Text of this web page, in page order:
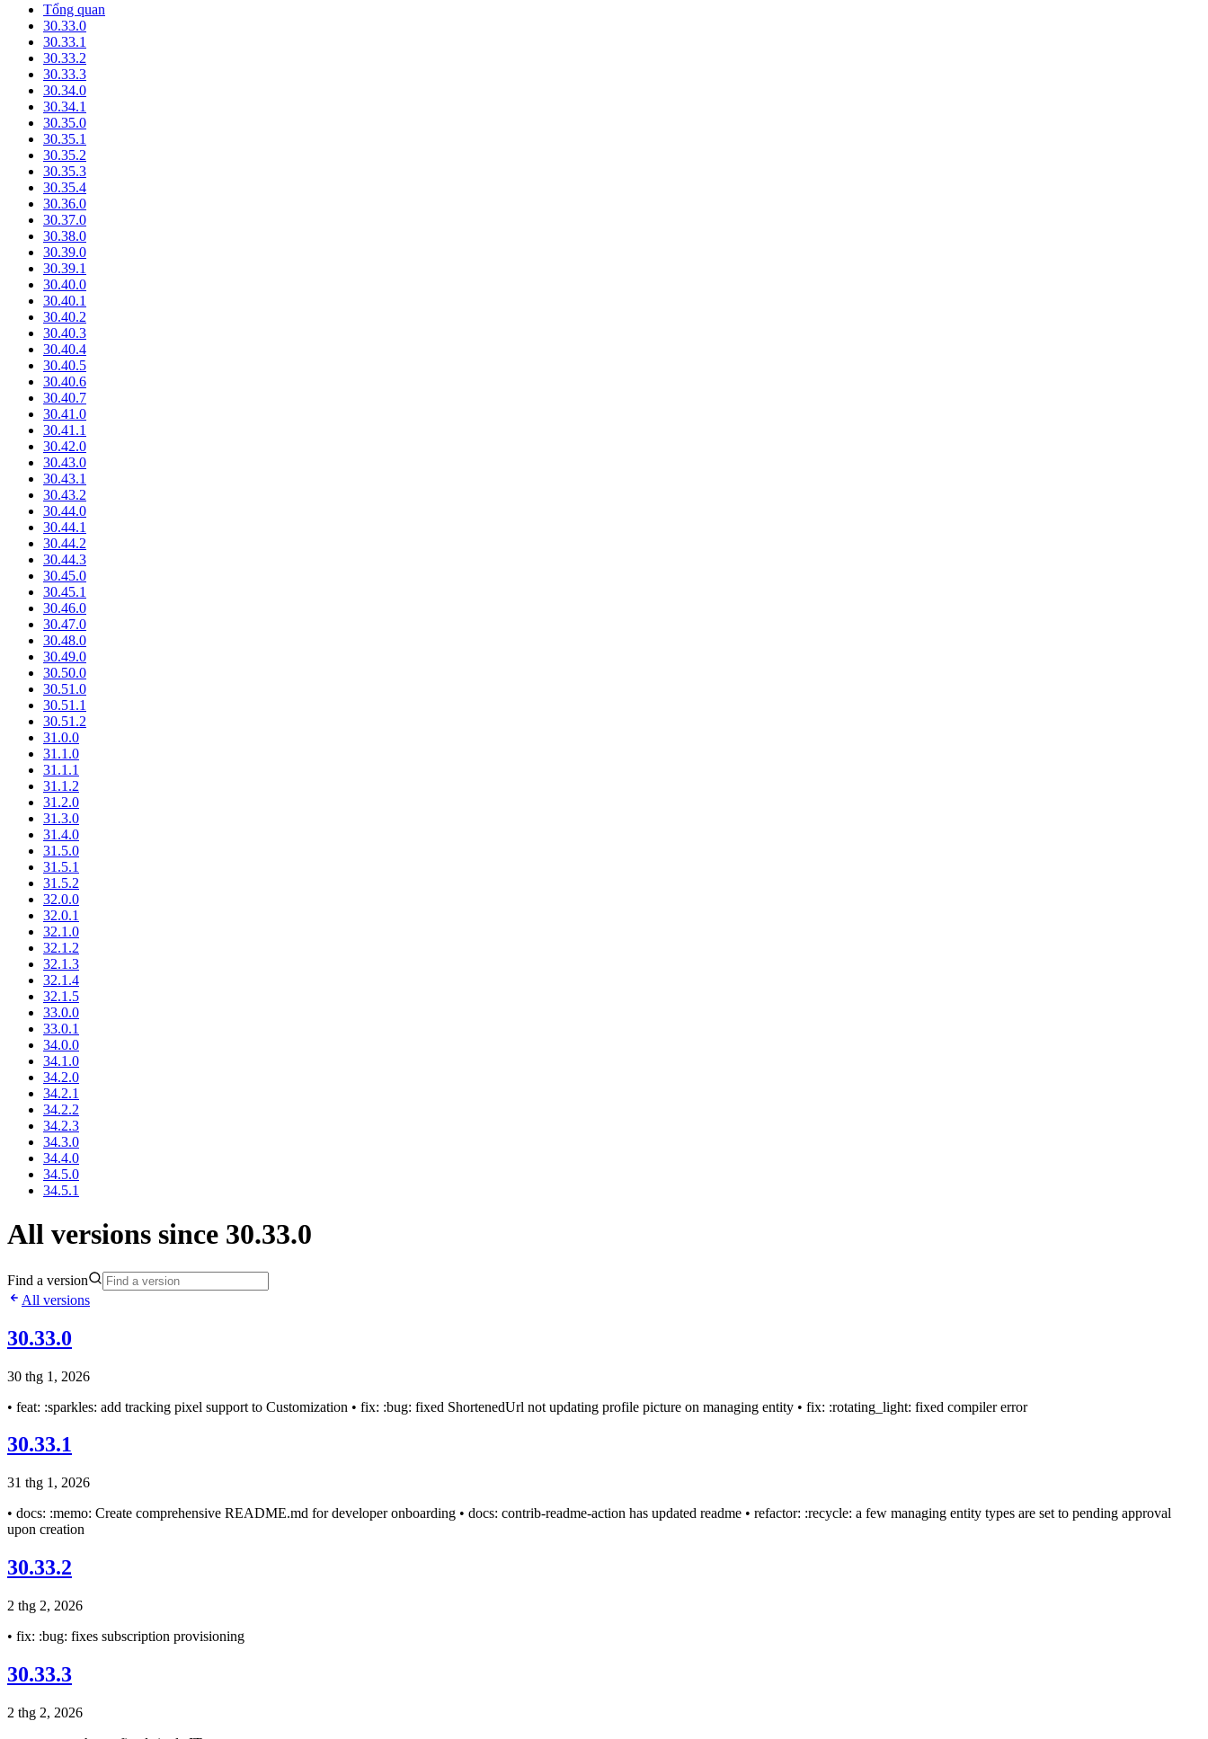
Tổng quan
30.33.0
30.33.1
30.33.2
30.33.3
30.34.0
30.34.1
30.35.0
30.35.1
30.35.2
30.35.3
30.35.4
30.36.0
30.37.0
30.38.0
30.39.0
30.39.1
30.40.0
30.40.1
30.40.2
30.40.3
30.40.4
30.40.5
30.40.6
30.40.7
30.41.0
30.41.1
30.42.0
30.43.0
30.43.1
30.43.2
30.44.0
30.44.1
30.44.2
30.44.3
30.45.0
30.45.1
30.46.0
30.47.0
30.48.0
30.49.0
30.50.0
30.51.0
30.51.1
30.51.2
31.0.0
31.1.0
31.1.1
31.1.2
31.2.0
31.3.0
31.4.0
31.5.0
31.5.1
31.5.2
32.0.0
32.0.1
32.1.0
32.1.2
32.1.3
32.1.4
32.1.5
33.0.0
33.0.1
34.0.0
34.1.0
34.2.0
34.2.1
34.2.2
34.2.3
34.3.0
34.4.0
34.5.0
34.5.1
All versions since 30.33.0
Find a version
All versions
30.33.0
30 thg 1, 2026
• feat: :sparkles: add tracking pixel support to Customization • fix: :bug: fixed ShortenedUrl not updating profile picture on managing entity • fix: :rotating_light: fixed compiler error
30.33.1
31 thg 1, 2026
• docs: :memo: Create comprehensive README.md for developer onboarding • docs: contrib-readme-action has updated readme • refactor: :recycle: a few managing entity types are set to pending approval
upon creation
30.33.2
2 thg 2, 2026
• fix: :bug: fixes subscription provisioning
30.33.3
2 thg 2, 2026